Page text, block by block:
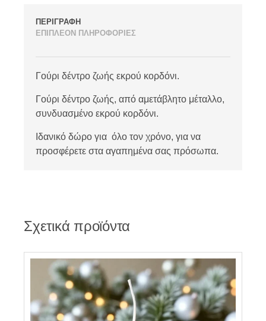
ΠΕΡΙΓΡΑΦΗ
ΕΠΙΠΛΕΟΝ ΠΛΗΡΟΦΟΡΙΕΣ
Γούρι δέντρο ζωής εκρού κορδόνι.
Γούρι δέντρο ζωής, από αμετάβλητο μέταλλο,
συνδυασμένο εκρού κορδόνι.
Ιδανικό δώρο για όλο τον χρόνο, για να
προσφέρετε στα αγαπημένα σας πρόσωπα.
Σχετικά προϊόντα